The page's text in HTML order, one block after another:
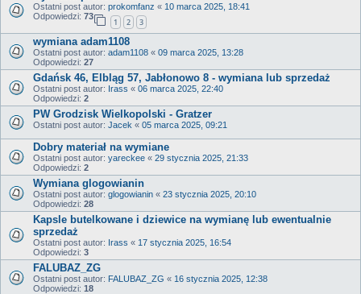
Ostatni post autor: prokomfanz « 10 marca 2025, 18:41
Odpowiedzi: 73
1 2 3
wymiana adam1108
Ostatni post autor: adam1108 « 09 marca 2025, 13:28
Odpowiedzi: 27
Gdańsk 46, Elbląg 57, Jabłonowo 8 - wymiana lub sprzedaż
Ostatni post autor: Irass « 06 marca 2025, 22:40
Odpowiedzi: 2
PW Grodzisk Wielkopolski - Gratzer
Ostatni post autor: Jacek « 05 marca 2025, 09:21
Dobry materiał na wymiane
Ostatni post autor: yareckee « 29 stycznia 2025, 21:33
Odpowiedzi: 2
Wymiana glogowianin
Ostatni post autor: glogowianin « 23 stycznia 2025, 20:10
Odpowiedzi: 28
Kapsle butelkowane i dziewice na wymianę lub ewentualnie
sprzedaż
Ostatni post autor: Irass « 17 stycznia 2025, 16:54
Odpowiedzi: 3
FALUBAZ_ZG
Ostatni post autor: FALUBAZ_ZG « 16 stycznia 2025, 12:38
Odpowiedzi: 18